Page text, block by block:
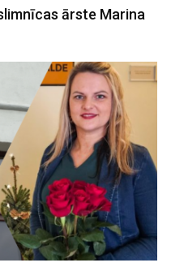
ārste Marina